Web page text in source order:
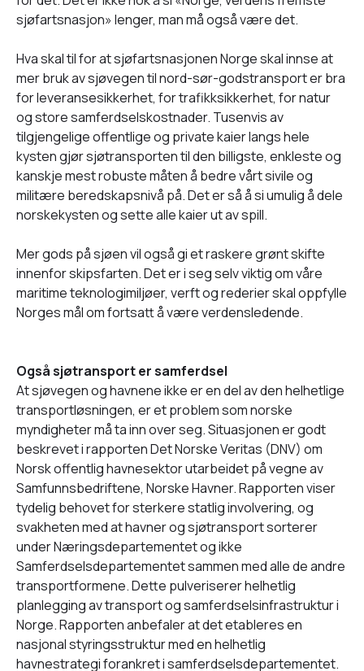
sjøfartsnasjon» lenger, man må også være det.
Hva skal til for at sjøfartsnasjonen Norge skal innse at
mer bruk av sjøvegen til nord-sør-godstransport er bra
for leveransesikkerhet, for trafikksikkerhet, for natur
og store samferdselskostnader. Tusenvis av
tilgjengelige offentlige og private kaier langs hele
kysten gjør sjøtransporten til den billigste, enkleste og
kanskje mest robuste måten å bedre vårt sivile og
militære beredskapsnivå på. Det er så å si umulig å dele
norskekysten og sette alle kaier ut av spill.
Mer gods på sjøen vil også gi et raskere grønt skifte
innenfor skipsfarten. Det er i seg selv viktig om våre
maritime teknologimiljøer, verft og rederier skal oppfylle
Norges mål om fortsatt å være verdensledende.
Også sjøtransport er samferdsel
At sjøvegen og havnene ikke er en del av den helhetlige
transportløsningen, er et problem som norske
myndigheter må ta inn over seg. Situasjonen er godt
beskrevet i rapporten Det Norske Veritas (DNV) om
Norsk offentlig havnesektor utarbeidet på vegne av
Samfunnsbedriftene, Norske Havner. Rapporten viser
tydelig behovet for sterkere statlig involvering, og
svakheten med at havner og sjøtransport sorterer
under Næringsdepartementet og ikke
Samferdselsdepartementet sammen med alle de andre
transportformene. Dette pulveriserer helhetlig
planlegging av transport og samferdselsinfrastruktur i
Norge. Rapporten anbefaler at det etableres en
nasjonal styringsstruktur med en helhetlig
havnestrategi forankret i samferdselsdepartementet.